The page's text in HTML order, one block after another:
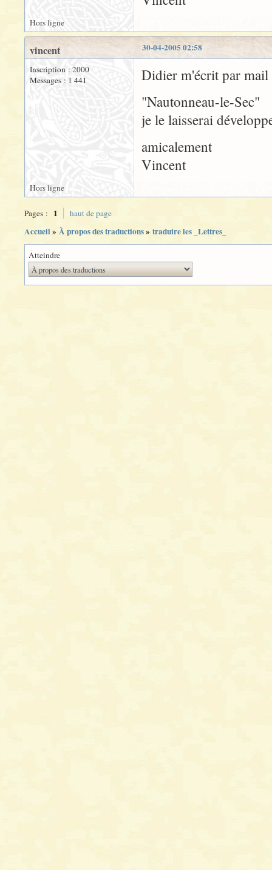
Hors ligne
30-04-2005 02:58
vincent
Inscription : 2000
Messages : 1 441
Didier m'écrit par mail
"Nautonneau-le-Sec"
je le laisserai
amicalement
Vincent
Hors ligne
Pages : 1 haut de page
Accueil» À propos des traductions» traduire les _Lettres_
Atteindre